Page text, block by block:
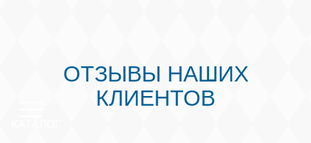
ОТЗЫВЫ НАШИХ
КЛИЕНТОВ